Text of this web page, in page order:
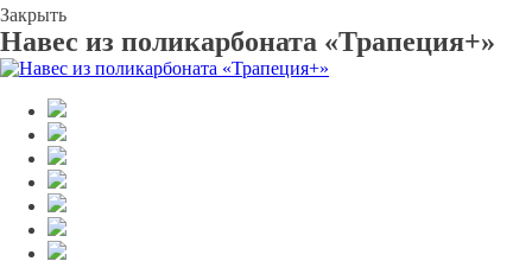
Закрыть
Навес из поликарбоната «Трапеция+»